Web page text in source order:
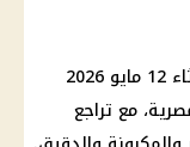
الأساسية اليوم الثلاثاء 12 مايو 2026
مع تراجع